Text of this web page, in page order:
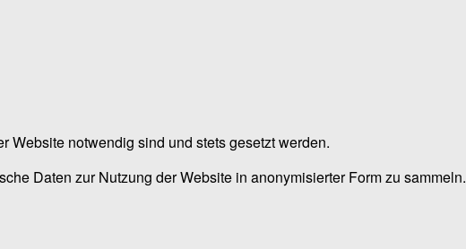
Website notwendig sind und stets gesetzt werden.
Daten zur Nutzung der Website in anonymisierter Form zu sammeln.